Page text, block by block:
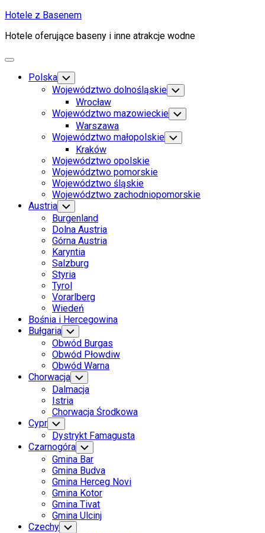
Skip
content
Hotele z Basenem
Hotele oferujące baseny i inne atrakcje wodne
Expand
Polska Toggle
Child
Menu
Województwo dolnośląskie Toggle
Child
Menu
Wrocław
Województwo mazowieckie Toggle
Child
Menu
Warszawa
Województwo małopolskie Toggle
Child
Kraków
Województwo opolskie
Województwo pomorskie
Województwo śląskie
Województwo zachodniopomorskie
Austria Toggle
Child
Menu
Burgenland
Dolna Austria
Górna Austria
Karyntia
Salzburg
Styria
Tyrol
Vorarlberg
Wiedeń
Bośnia i Hercegowina
Bułgaria Toggle
Child
Menu
Obwód Burgas
Obwód Płowdiw
Obwód Warna
Chorwacja Toggle
Child
Menu
Dalmacja
Istria
Chorwacja Środkowa
Cypr Toggle
Child
Menu
Dystrykt Famagusta
Czarnogóra Toggle
Child
Menu
Gmina Bar
Gmina Budva
Gmina Herceg Novi
Gmina Kotor
Gmina Tivat
Gmina Ulcinj
Current
Czechy Toggle